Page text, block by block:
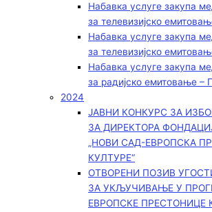
Набавка услуге закупа
за телевизијско
Набавка услуге закупа
за телевизијско
Набавка услуге закупа
за радијско емитовање –
2024
ЈАВНИ КОНКУРС ЗА
ЗА ДИРЕКТОРА
„НОВИ САД-ЕВРОПСКА
КУЛТУРЕ“
ОТВОРЕНИ ПОЗИВ
ЗА УКЉУЧИВАЊЕ У
ЕВРОПСКЕ ПРЕСТОНИЦЕ